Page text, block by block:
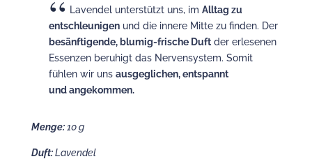
Lavendel unterstützt uns, imAlltag zu
entschleunigenund die innere Mitte zu finden. Der
besänftigende, blumig-frische Duftder erlesenen
Essenzen beruhigt das Nervensystem. Somit
fühlen wir uns ausgeglichen, entspannt
und angekommen.
Menge:10 g
Duft:Lavendel